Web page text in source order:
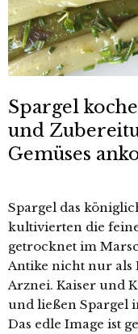
Spargel
und
Gemüses
Spargel das
kultivierten die
getrocknet im
Antike nicht nur als
Arznei. Kaiser und
und ließen Spargel
Das edle Image ist